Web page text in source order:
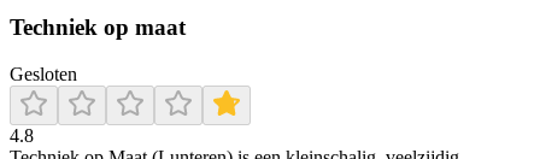
Techniek op maat
Gesloten
4.8